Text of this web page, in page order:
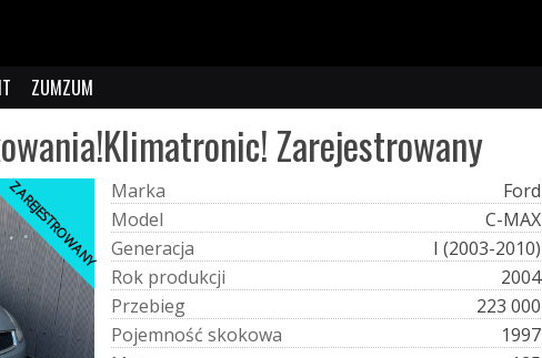
ZUMZUM
Zarejestrowany
ZAREJESTROWANY Marka
Ford
Model
C-MAX
Generacja
I (2003-2010)
Rok produkcji
2004
Przebieg
223 000
Pojemność skokowa
1997